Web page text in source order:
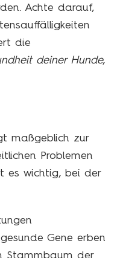
Achte darauf,
die
deiner Hunde,
maßgeblich zur
Problemen
es wichtig, bei der
Gene erben
Stammbaum der